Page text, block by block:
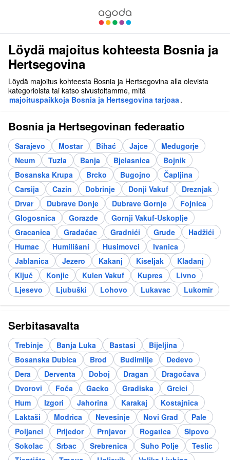
Löydä majoitus kohteesta Bosnia ja
Hertsegovina
Löydä majoitus kohteesta Bosnia ja Hertsegovina alla olevista
kategorioista tai katso sivustoltamme, mitä
majoituspaikkoja Bosnia ja Hertsegovina tarjoaa .
Bosnia ja Hertsegovinan federaatio
Sarajevo Mostar Bihać Jajce
Međugorje
Neum
Tuzla Banja Bjelasnica
Bojnik
Bosanska Krupa
Brcko Bugojno
Čapljina
Carsija
Cazin Dobrinje Donji Vakuf
Dreznjak
Drvar
Dubrave Donje Dubrave Gornje
Fojnica
Glogosnica
Gorazde
Gornji Vakuf-Uskoplje
Gracanica
Gradačac Gradnići Grude
Hadžići
Humac
Humilišani Husimovci
Ivanica
Jablanica
Jezero Kakanj Kiseljak
Kladanj
Ključ
Konjic Kulen Vakuf Kupres
Livno
Ljesevo
Ljubuški Lohovo Lukavac Lukomir
Serbitasavalta
Trebinje Banja Luka Bastasi
Bijeljina
Bosanska Dubica
Brod Budimlije
Dedevo
Dera
Derventa Doboj Dragan
Dragočava
Dvorovi
Foča Gacko Gradiska
Grcici
Hum
Izgori Jahorina Karakaj
Kostajnica
Laktaši
Modrica Nevesinje Novi Grad
Pale
Poljanci
Prijedor Prnjavor Rogatica
Sipovo
Sokolac
Srbac Srebrenica Suho Polje
Teslic